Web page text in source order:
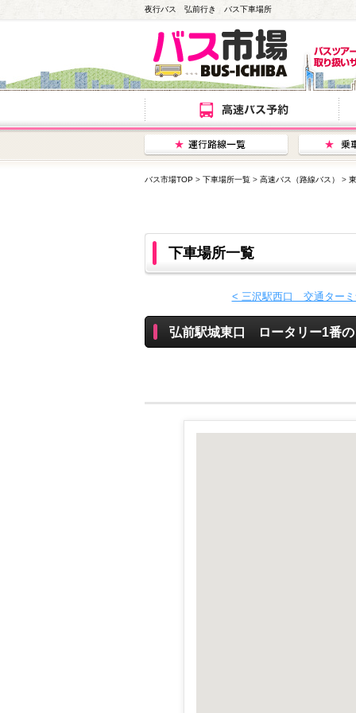
夜行バス 弘前行き バス下車場所
バス市場TOP > 下車場所一覧 > 高速バス（路線バス） >
下車場所一覧
< 三沢駅西口 交通ターミ
弘前駅城東口 ロータリー1番の